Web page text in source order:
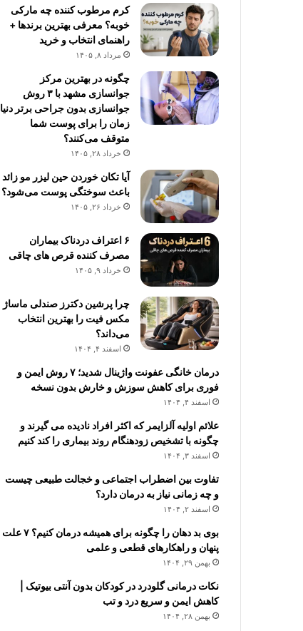
کرم مرطوب کننده چه مارکی
خوبه؟ معرفی بهترین برندها +
راهنمای انتخاب و خرید
مرداد ۸, ۱۴۰۵
چگونه در بهترین مرکز
جوانسازی مشهد با ۳ روش
جوانسازی بدون جراحی برتر دنیا
زمان را برای پوست شما
متوقف می‌کنند؟
خرداد ۲۸, ۱۴۰۵
آیا تکان خوردن حین لیزر مو زائد
باعث سوختگی پوست می‌شود؟
خرداد ۲۶, ۱۴۰۵
۶ اعتراف دردناک بیماران
مصرف کننده قرص های چاقی
خرداد ۹, ۱۴۰۵
چرا پرشین دکترز صندلی ماساژ
مکس فیت را بهترین انتخاب
می‌داند؟
اسفند ۴, ۱۴۰۴
درمان خانگی عفونت واژینال شدید؛ ۷ روش ایمن و
فوری برای کاهش سوزش و خارش بدون نسخه
اسفند ۴, ۱۴۰۴
علائم اولیه آلزایمر که اکثر افراد نادیده می گیرند و
چگونه با تشخیص زودهنگام روند بیماری را کند کنیم
اسفند ۳, ۱۴۰۴
تفاوت بین اضطراب اجتماعی و خجالت طبیعی چیست
و چه زمانی نیاز به درمان دارد؟
اسفند ۲, ۱۴۰۴
بوی بد دهان را چگونه برای همیشه درمان کنیم؟ ۷ علت
پنهان و راهکارهای قطعی و علمی
بهمن ۲۹, ۱۴۰۴
نکات درمانی گلودرد در کودکان بدون آنتی بیوتیک |
کاهش ایمن و سریع درد و تب
بهمن ۲۸, ۱۴۰۴